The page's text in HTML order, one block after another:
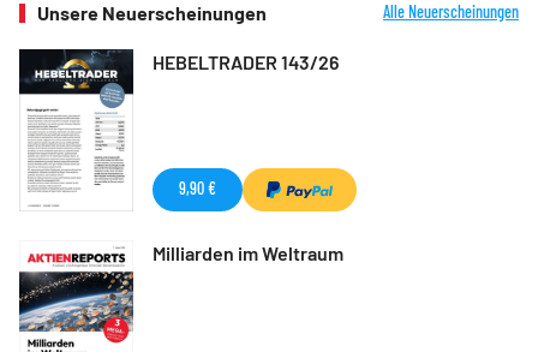
Unsere Neuerscheinungen Alle Neuerscheinungen
HEBELTRADER 143/26
9,90 €
Milliarden im Weltraum